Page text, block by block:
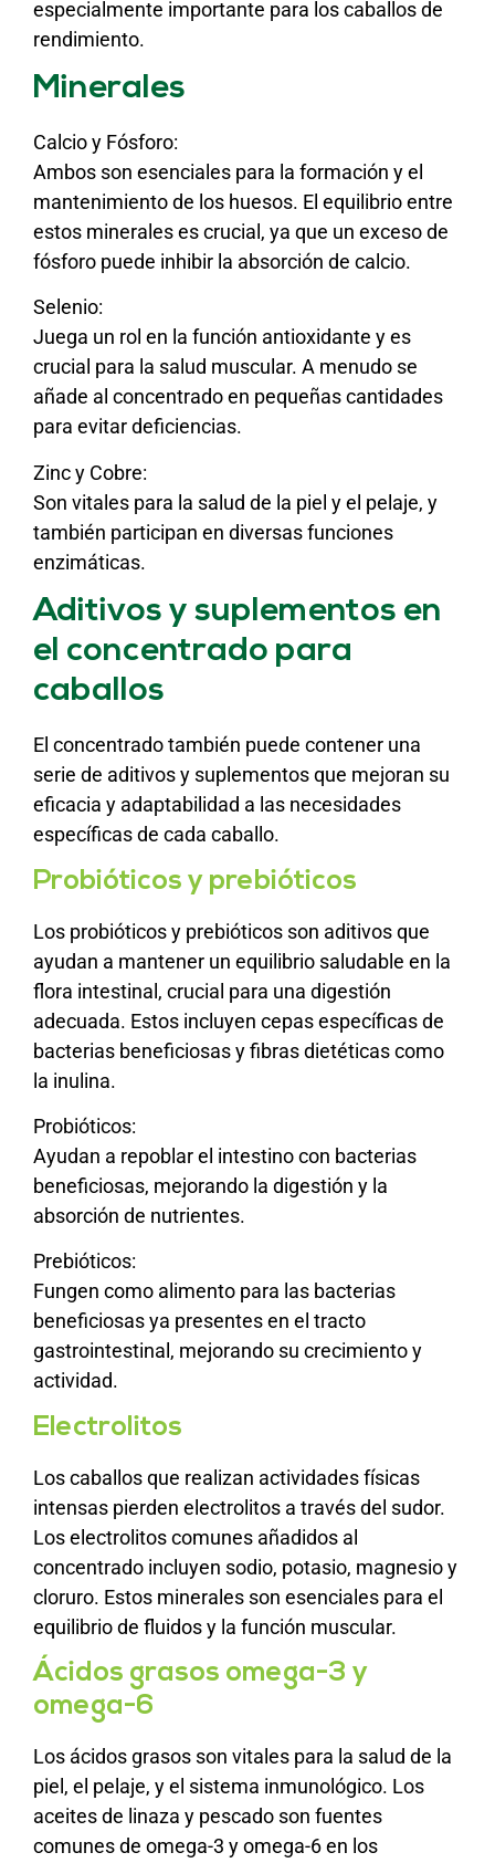
especialmente importante para los caballos de
rendimiento.
Minerales
Calcio y Fósforo:
Ambos son esenciales para la formación y el
mantenimiento de los huesos. El equilibrio entre
estos minerales es crucial, ya que un exceso de
fósforo puede inhibir la absorción de calcio.
Selenio:
Juega un rol en la función antioxidante y es
crucial para la salud muscular. A menudo se
añade al concentrado en pequeñas cantidades
para evitar deficiencias.
Zinc y Cobre:
Son vitales para la salud de la piel y el pelaje, y
también participan en diversas funciones
enzimáticas.
Aditivos y suplementos en
el concentrado para
caballos
El concentrado también puede contener una
serie de aditivos y suplementos que mejoran su
eficacia y adaptabilidad a las necesidades
específicas de cada caballo.
Probióticos y prebióticos
Los probióticos y prebióticos son aditivos que
ayudan a mantener un equilibrio saludable en la
flora intestinal, crucial para una digestión
adecuada. Estos incluyen cepas específicas de
bacterias beneficiosas y fibras dietéticas como
la inulina.
Probióticos:
Ayudan a repoblar el intestino con bacterias
beneficiosas, mejorando la digestión y la
absorción de nutrientes.
Prebióticos:
Fungen como alimento para las bacterias
beneficiosas ya presentes en el tracto
gastrointestinal, mejorando su crecimiento y
actividad.
Electrolitos
Los caballos que realizan actividades físicas
intensas pierden electrolitos a través del sudor.
Los electrolitos comunes añadidos al
concentrado incluyen sodio, potasio, magnesio y
cloruro. Estos minerales son esenciales para el
equilibrio de fluidos y la función muscular.
Ácidos grasos omega-3 y
omega-6
Los ácidos grasos son vitales para la salud de la
piel, el pelaje, y el sistema inmunológico. Los
aceites de linaza y pescado son fuentes
comunes de omega-3 y omega-6 en los